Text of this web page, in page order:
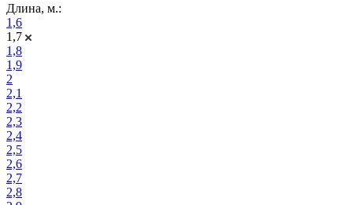
Длина, м.:
1,6
1,7
1,8
1,9
2
2,1
2,2
2,3
2,4
2,5
2,6
2,7
2,8